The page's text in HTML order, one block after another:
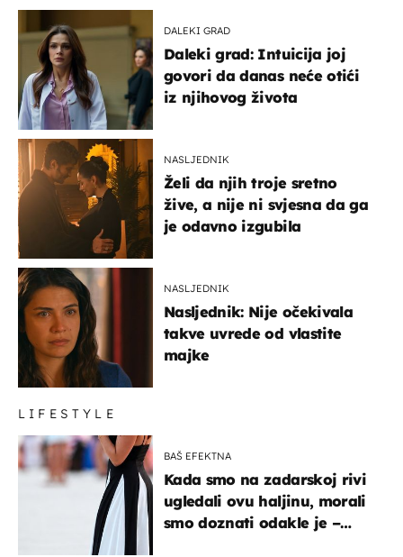
DALEKI GRAD
Daleki grad: Intuicija joj
govori da danas neće otići
iz njihovog života
NASLJEDNIK
Želi da njih troje sretno
žive, a nije ni svjesna da ga
je odavno izgubila
NASLJEDNIK
Nasljednik: Nije očekivala
takve uvrede od vlastite
majke
LIFESTYLE
BAŠ EFEKTNA
Kada smo na zadarskoj rivi
ugledali ovu haljinu, morali
smo doznati odakle je –